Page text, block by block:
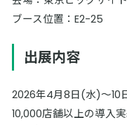
ブース位置：E2-25
出展内容
2026年4月8日(水)～10
10,000店舗以上の導入